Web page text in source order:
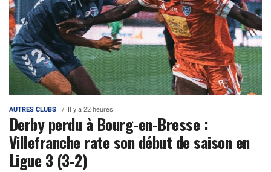
AUTRES CLUBS Il y a 22 heures
Derby perdu à Bourg-en-Bresse :
Villefranche rate son début de saison en
Ligue 3 (3-2)